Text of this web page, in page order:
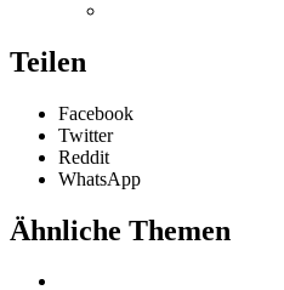
Teilen
Facebook
Twitter
Reddit
WhatsApp
Ähnliche Themen